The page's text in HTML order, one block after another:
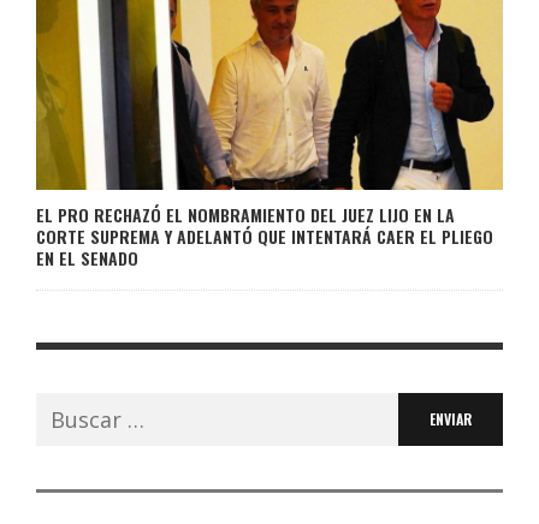
EL PRO RECHAZÓ EL NOMBRAMIENTO DEL JUEZ LIJO EN LA
CORTE SUPREMA Y ADELANTÓ QUE INTENTARÁ CAER EL PLIEGO
EN EL SENADO
Buscar: